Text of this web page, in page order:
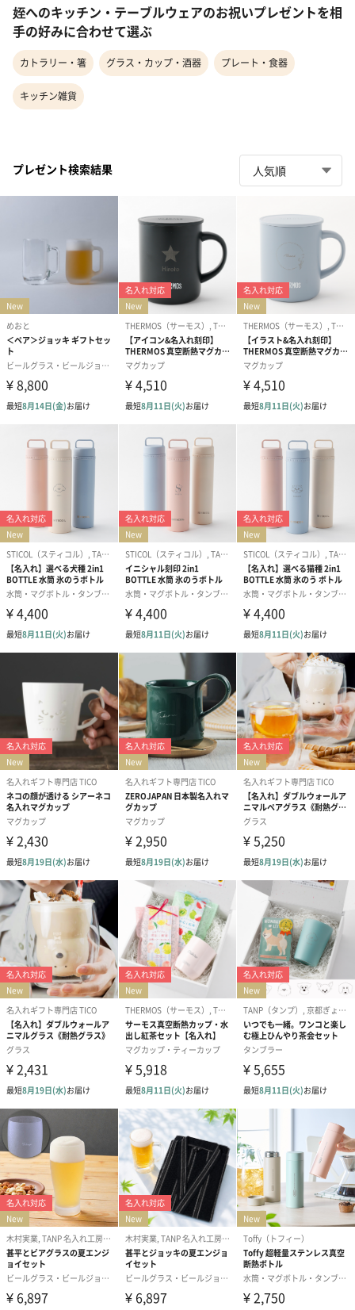
姪へのキッチン・テーブルウェアのお祝いプレゼントを相
手の好みに合わせて選ぶ
カトラリー・箸 グラス・カップ・酒器 プレート・食器
キッチン雑貨
プレゼント検索結果